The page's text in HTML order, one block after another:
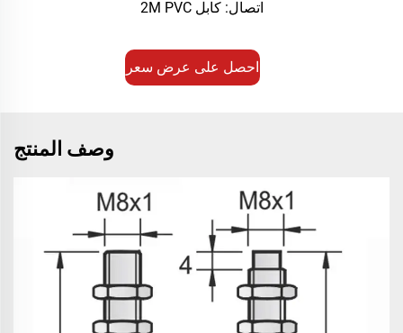
اتصال: كابل 2M PVC
احصل على عرض سعر
وصف المنتج